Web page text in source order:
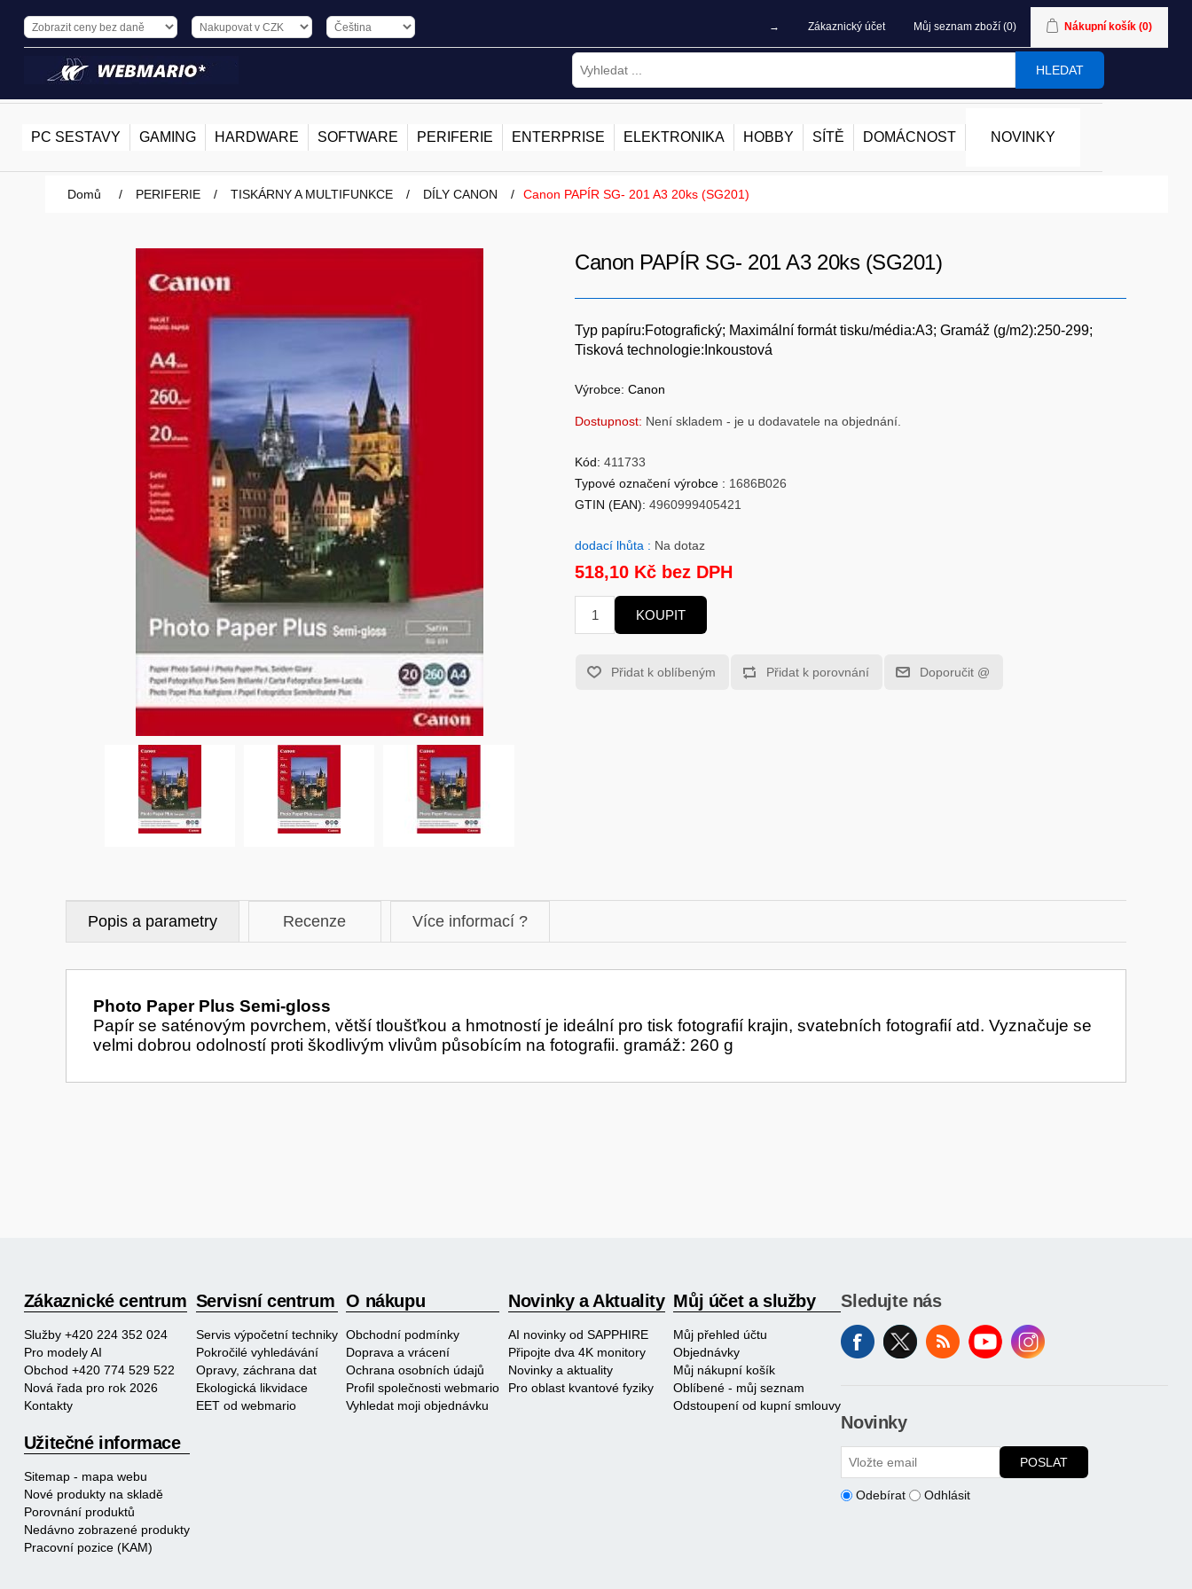
→ Zákaznický účet Můj seznam zboží (0) Nákupní košík (0)
HLEDAT
PC SESTAVY GAMING HARDWARE SOFTWARE PERIFERIE ENTERPRISE ELEKTRONIKA HOBBY SÍTĚ DOMÁCNOST NOVINKY
Domů / PERIFERIE / TISKÁRNY A MULTIFUNKCE / DÍLY CANON / Canon PAPÍR SG- 201 A3 20ks (SG201)
Canon PAPÍR SG- 201 A3 20ks (SG201)
Typ papíru:Fotografický; Maximální formát tisku/média:A3; Gramáž (g/m2):250-299;
Tisková technologie:Inkoustová
Výrobce: Canon
Dostupnost: Není skladem - je u dodavatele na objednání.
Kód: 411733
Typové označení výrobce : 1686B026
GTIN (EAN): 4960999405421
dodací lhůta : Na dotaz
518,10 Kč bez DPH
KOUPIT
Přidat k oblíbeným Přidat k porovnání Doporučit @
Popis a parametry Recenze Více informací ?
Photo Paper Plus Semi-gloss
Papír se saténovým povrchem, větší tloušťkou a hmotností je ideální pro tisk fotografií krajin, svatebních fotografií atd. Vyznačuje se
velmi dobrou odolností proti škodlivým vlivům působícím na fotografii. gramáž: 260 g
Zákaznické centrum
Služby +420 224 352 024
Pro modely AI
Obchod +420 774 529 522
Nová řada pro rok 2026
Kontakty
Servisní centrum
Servis výpočetní techniky
Pokročilé vyhledávání
Opravy, záchrana dat
Ekologická likvidace
EET od webmario
O nákupu
Obchodní podmínky
Doprava a vrácení
Ochrana osobních údajů
Profil společnosti webmario
Vyhledat moji objednávku
Novinky a Aktuality
AI novinky od SAPPHIRE
Připojte dva 4K monitory
Novinky a aktuality
Pro oblast kvantové fyziky
Můj účet a služby
Můj přehled účtu
Objednávky
Můj nákupní košík
Oblíbené - můj seznam
Odstoupení od kupní smlouvy
Užitečné informace
Sitemap - mapa webu
Nové produkty na skladě
Porovnání produktů
Nedávno zobrazené produkty
Pracovní pozice (KAM)
Sledujte nás
Novinky
POSLAT
Odebírat Odhlásit